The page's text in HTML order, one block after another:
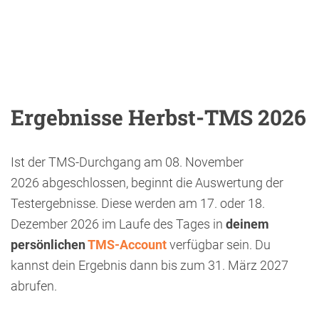
Ergebnisse Herbst-TMS 2026
Ist der TMS-Durchgang am 08. November
2026 abgeschlossen, beginnt die Auswertung der
Testergebnisse. Diese werden am 17. oder 18.
Dezember 2026 im Laufe des Tages in deinem
persönlichenTMS-Accountverfügbar sein. Du
kannst dein Ergebnis dann bis zum 31. März 2027
abrufen.